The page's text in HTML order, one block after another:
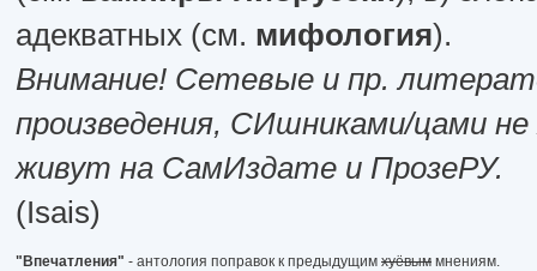
адекватных (см. мифология).
Внимание! Сетевые и пр.
произведения, СИшниками/цами
живут на СамИздате и ПрозеРУ.
(Isais)
"Впечатления" - антология поправок к предыдущим хуёвым мнениям.